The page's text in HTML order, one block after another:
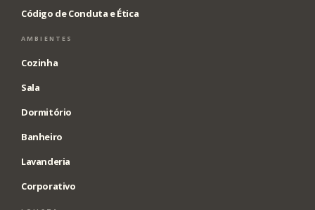
Código de Conduta e Ética
AMBIENTES
Cozinha
Sala
Dormitório
Banheiro
Lavanderia
Corporativo